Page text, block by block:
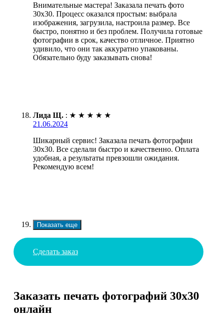
Внимательные мастера! Заказала печать фото
30х30. Процесс оказался простым: выбрала
изображения, загрузила, настроила размер. Все
быстро, понятно и без проблем. Получила готовые
фотографии в срок, качество отличное. Приятно
удивило, что они так аккуратно упакованы.
Обязательно буду заказывать снова!
Лида Щ. : ★ ★ ★ ★ ★
21.06.2024
Шикарный сервис! Заказала печать фотографии
30х30. Все сделали быстро и качественно. Оплата
удобная, а результаты превзошли ожидания.
Рекомендую всем!
Показать еще
Сделать заказ
Заказать печать фотографий 30х30
онлайн